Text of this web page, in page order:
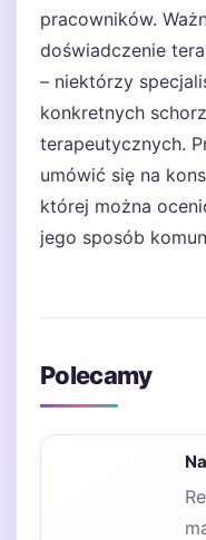
pracowników.
doświadczenie
– niektórzy
konkretnych
terapeutycznych.
umówić się na
której można
jego sposób
Polecamy